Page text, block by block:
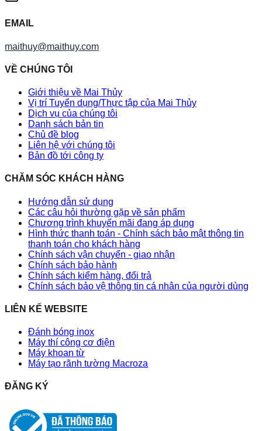
EMAIL
maithuy@maithuy.com
VỀ CHÚNG TÔI
Giới thiệu về Mai Thủy
Vị trí Tuyển dụng/Thực tập của Mai Thủy
Dịch vụ của chúng tôi
Danh sách bản tin
Chủ đề blog
Liên hệ với chúng tôi
Bản đồ tới công ty
CHĂM SÓC KHÁCH HÀNG
Hướng dẫn sử dụng
Các câu hỏi thường gặp về sản phẩm
Chương trình khuyến mãi đang áp dụng
Hình thức thanh toán - Chính sách bảo mật thông tin
thanh toán cho khách hàng
Chính sách vận chuyển - giao nhận
Chính sách bảo hành
Chính sách kiểm hàng, đổi trả
Chính sách bảo vệ thông tin cá nhân của người dùng
LIÊN KẾ WEBSITE
Đánh bóng inox
Máy thí công cơ điện
Máy khoan từ
Máy tạo rãnh tường Macroza
ĐĂNG KÝ